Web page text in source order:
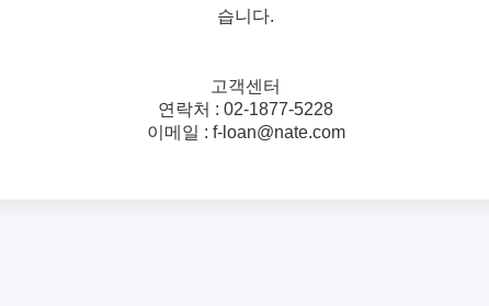
습니다.
고객센터
연락처 : 02-1877-5228
이메일 : f-loan@nate.com